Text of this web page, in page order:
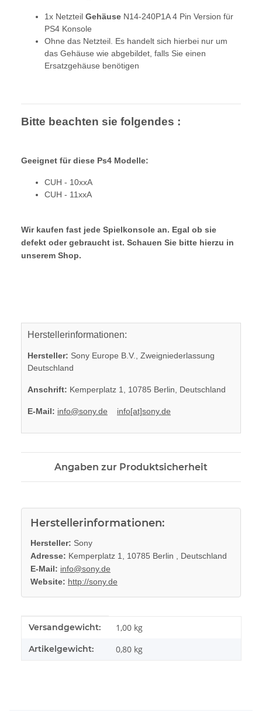
1x Netzteil Gehäuse N14-240P1A 4 Pin Version für
PS4 Konsole
Ohne das Netzteil. Es handelt sich hierbei nur um
das Gehäuse wie abgebildet, falls Sie einen
Ersatzgehäuse benötigen
Bitte beachten sie folgendes :
Geeignet für diese Ps4 Modelle:
CUH - 10xxA
CUH - 11xxA
Wir kaufen fast jede Spielkonsole an. Egal ob sie
defekt oder gebraucht ist. Schauen Sie bitte hierzu in
unserem Shop.
Herstellerinformationen:
Hersteller: Sony Europe B.V., Zweigniederlassung
Deutschland
Anschrift: Kemperplatz 1, 10785 Berlin, Deutschland
E-Mail: info@sony.de info[at]sony.de
Angaben zur Produktsicherheit
Herstellerinformationen:
Hersteller: Sony
Adresse: Kemperplatz 1, 10785 Berlin , Deutschland
E-Mail: info@sony.de
Website: http://sony.de
Produkteigenschaft
Wert
Versandgewicht: 1,00 kg
Artikelgewicht: 0,80 kg